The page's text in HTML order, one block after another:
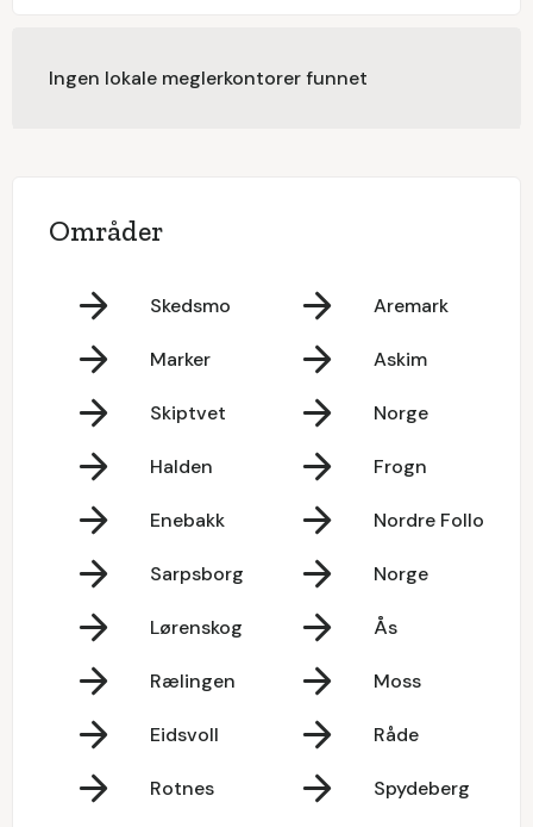
Ingen lokale meglerkontorer funnet
Områder
Skedsmo Aremark
Marker Askim
Skiptvet Norge
Halden Frogn
Enebakk Nordre Follo
Sarpsborg Norge
Lørenskog Ås
Rælingen Moss
Eidsvoll Råde
Rotnes Spydeberg